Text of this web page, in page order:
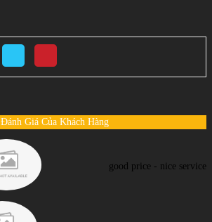
Đánh Giá Của Khách Hàng
good price - nice service